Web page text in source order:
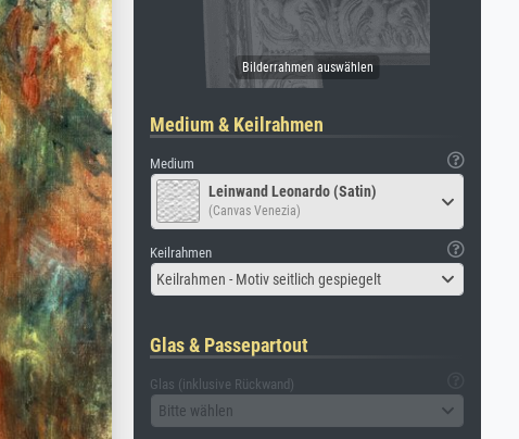
Medium & Keilrahmen
Medium
Leinwand Leonardo (Satin)
(Canvas Venezia)
Keilrahmen
Keilrahmen - Motiv seitlich gespiegelt
Glas & Passepartout
Glas (inklusive Rückwand)
Bitte wählen